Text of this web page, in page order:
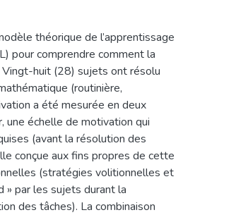
théorique de l’apprentissage
pour comprendre comment la
Vingt-huit (28) sujets ont résolu
(routinière,
a été mesurée en deux
une échelle de motivation qui
(avant la résolution des
conçue aux fins propres de cette
(stratégies volitionnelles et
» par les sujets durant la
des tâches). La combinaison